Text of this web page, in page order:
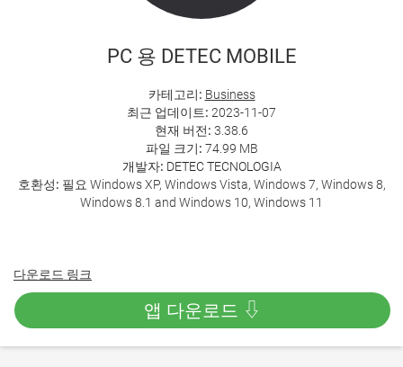
PC 용 DETEC MOBILE
카테고리: Business
최근 업데이트: 2023-11-07
현재 버전: 3.38.6
파일 크기: 74.99 MB
개발자: DETEC TECNOLOGIA
호환성: 필요 Windows XP, Windows Vista, Windows 7, Windows 8,
Windows 8.1 and Windows 10, Windows 11
다운로드 링크
앱 다운로드 ⇩